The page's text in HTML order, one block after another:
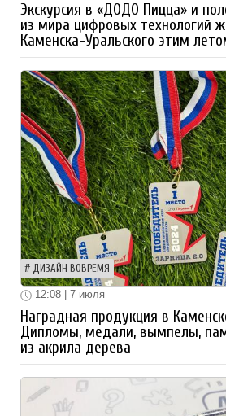
Экскурсия в «ДОДО Пицца» и
из мира цифровых технологий
Каменска-Уральского этим
ДИЗАЙН ВОВРЕМЯ
12:08 | 7 июля
Наградная продукция в
Дипломы, медали, вымпелы,
из акрила дерева